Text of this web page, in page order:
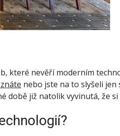
které nevěří moderním
nebo jste na to slyšeli jen
době již natolik vyvinutá, že